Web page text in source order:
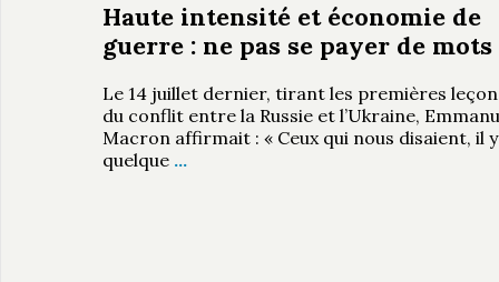
Haute intensité et économie de
guerre : ne pas se payer de mots
Le 14 juillet dernier, tirant les premières
du conflit entre la Russie et l’Ukraine,
Macron affirmait : « Ceux qui nous disaient, il
quelque …